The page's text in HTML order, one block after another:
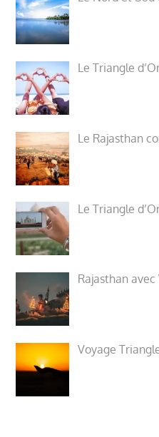
Le Triangle
Le Rajasthan
Le Triangle
Rajasthan
Voyage